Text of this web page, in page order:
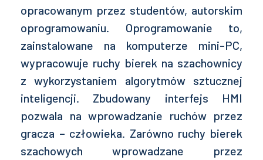
opracowanym przez studentów, autorskim
oprogramowaniu. Oprogramowanie to,
zainstalowane na komputerze mini-PC,
wypracowuje ruchy bierek na szachownicy
z wykorzystaniem algorytmów sztucznej
inteligencji. Zbudowany interfejs HMI
pozwala na wprowadzanie ruchów przez
gracza – człowieka. Zarówno ruchy bierek
szachowych wprowadzane przez